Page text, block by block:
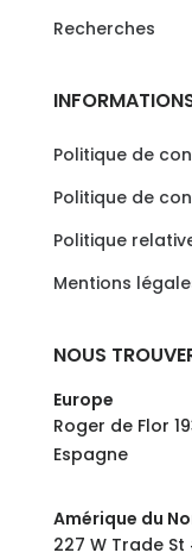
Recherches
Politique de
Politique de
Politique
Mentions
NOUS
Europe
Roger de Flor
Espagne
Amérique du
227 W Trade